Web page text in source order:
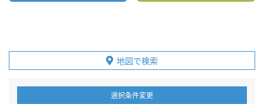
地図で検索
選択条件変更